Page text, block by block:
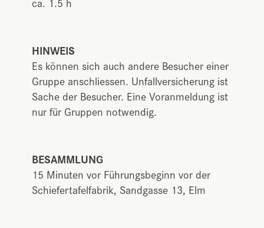
HINWEIS
Es können sich auch andere Besucher einer
Gruppe anschliessen. Unfallversicherung ist
Sache der Besucher. Eine Voranmeldung ist
nur für Gruppen notwendig.
BESAMMLUNG
15 Minuten vor Führungsbeginn vor der
Schiefertafelfabrik, Sandgasse 13, Elm